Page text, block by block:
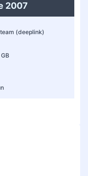
2007
(deeplink)